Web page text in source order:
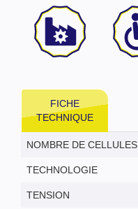
FICHE
TECHNIQUE
NOMBRE DE CELLULES
TECHNOLOGIE
TENSION